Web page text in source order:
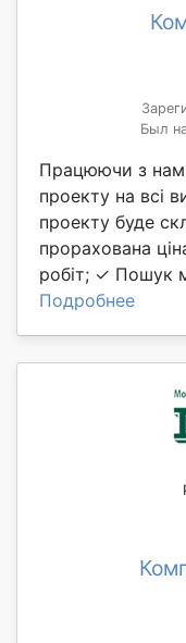
Был
Працюючи з
проекту на всі
проекту буде
прорахована
робіт; ✓ Пошук
Подробнее